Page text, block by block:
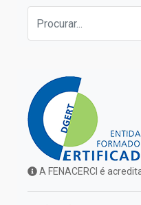
A FENACERCI é